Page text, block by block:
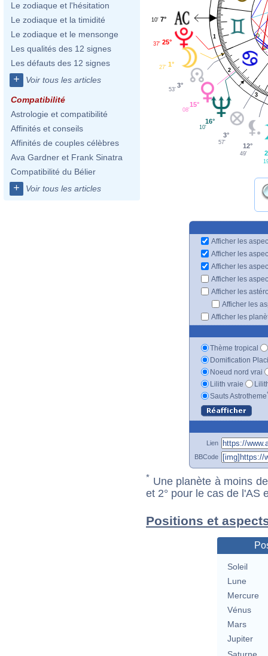
Le zodiaque et l'hésitation
Le zodiaque et la timidité
Le zodiaque et le mensonge
Les qualités des 12 signes
Les défauts des 12 signes
+ Voir tous les articles
Compatibilité
Astrologie et compatibilité
Affinités et conseils
Affinités de couples célèbres
Ava Gardner et Frank Sinatra
Compatibilité du Bélier
+ Voir tous les articles
1
2
3
7°
10'
25°
37'
1°
27'
3°
53'
15°
08'
16°
10'
3°
57' 12°
49'
Afficher les
Afficher les
Afficher les
Afficher les
Afficher les
Afficher les
Afficher les
Thème tropical
Domification
Noeud nord vrai
Lilith vraie
Sauts Astrotheme
Lien
BBCode
* Une planète à moins
et 2° pour le cas de l'AS
Positions et
Soleil
Lune
Mercure
Vénus
Mars
Jupiter